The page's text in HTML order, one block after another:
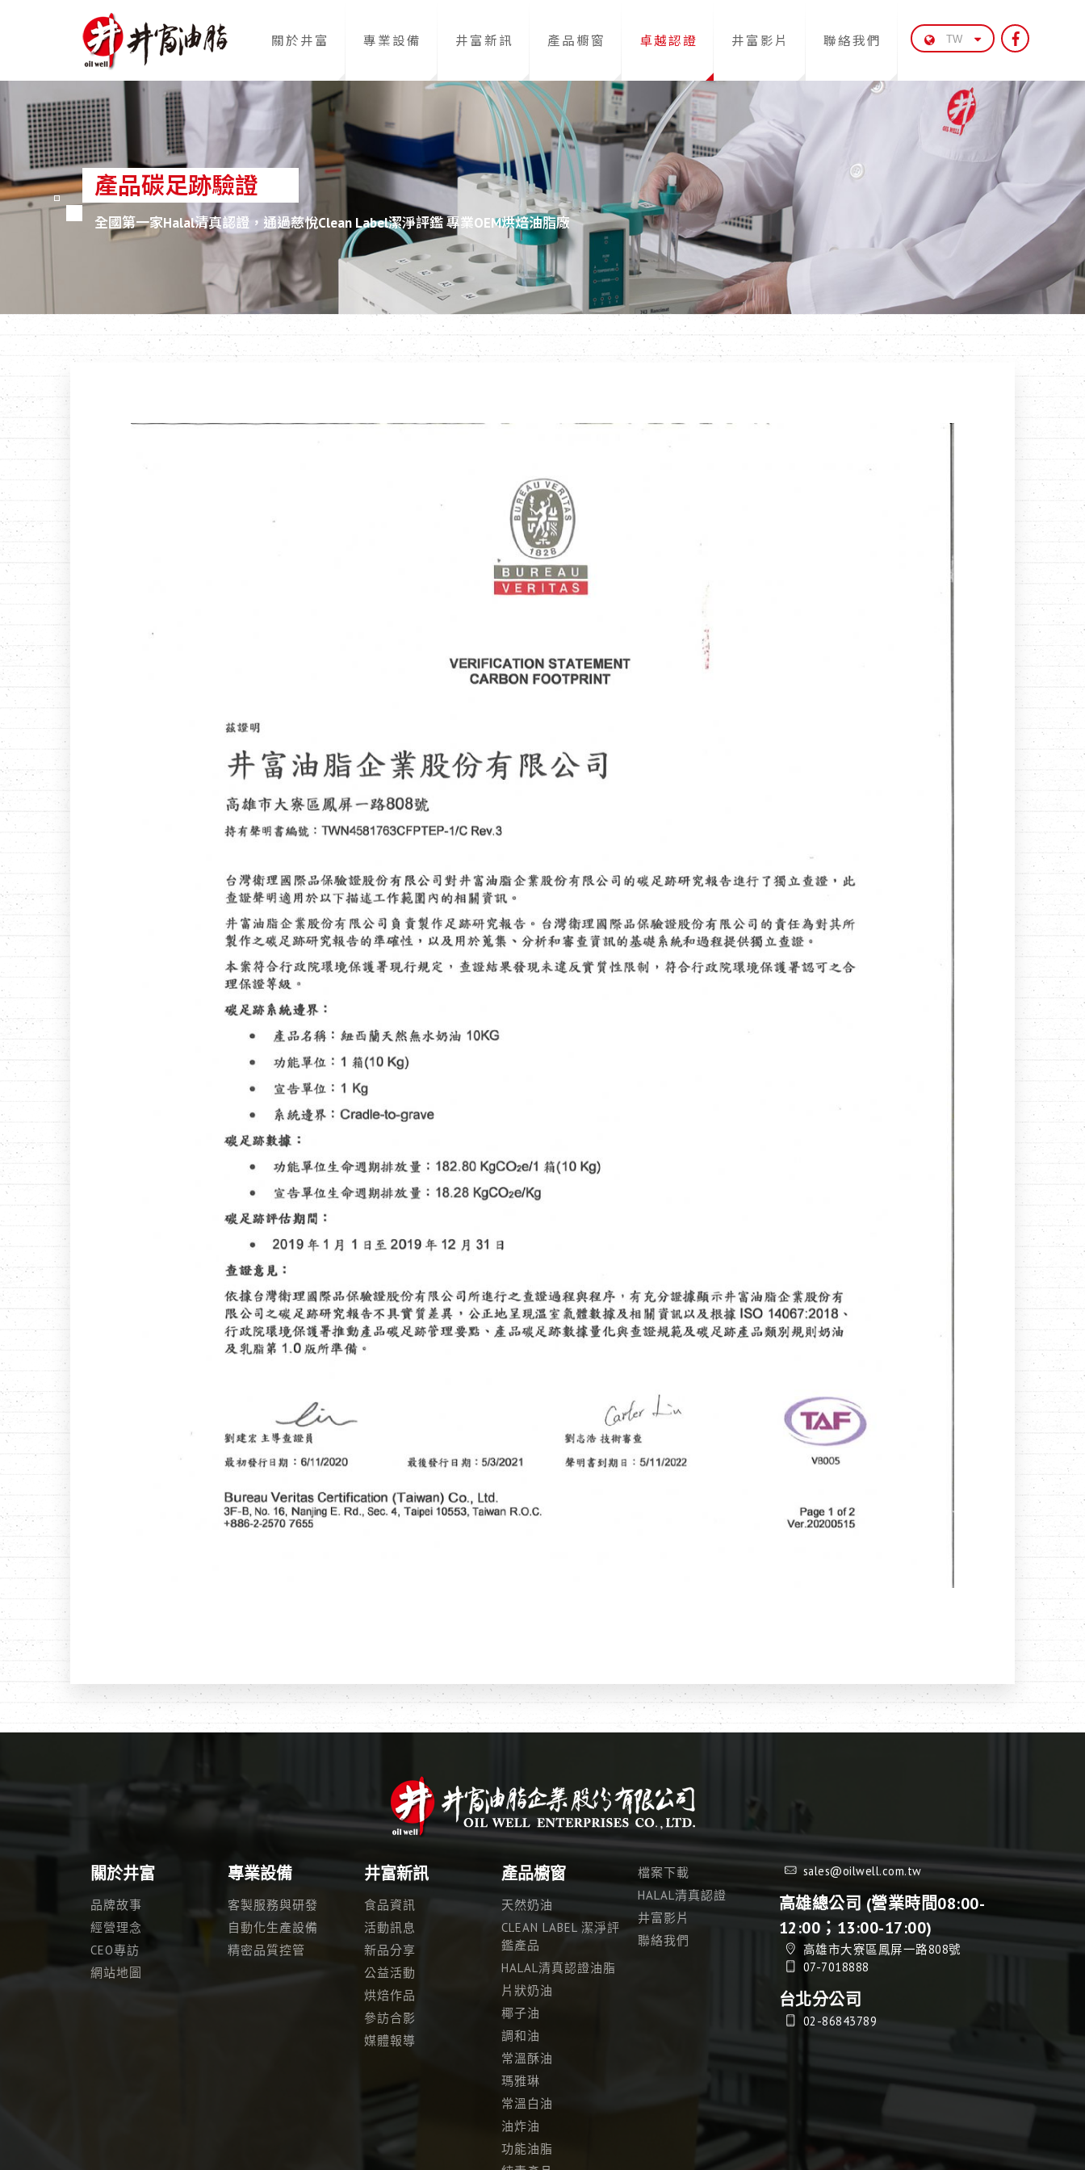
關於井富 專業設備 井富新訊 產品櫥窗 卓越認證 井富影片 聯絡我們
產品碳足跡驗證
全國第一家Halal清真認證，通過慈悅Clean Label潔淨評鑑 專業OEM烘焙油脂廠
關於井富
品牌故事
經營理念
CEO專訪
網站地圖
專業設備
客製服務與研發
自動化生產設備
精密品質控管
井富新訊
食品資訊
活動訊息
新品分享
公益活動
烘焙作品
參訪合影
媒體報導
產品櫥窗
天然奶油
CLEAN LABEL 潔淨評
鑑產品
HALAL清真認證油脂
片狀奶油
椰子油
調和油
常溫酥油
瑪雅琳
常溫白油
油炸油
功能油脂
檔案下載
HALAL清真認證
井富影片
聯絡我們
sales@oilwell.com.tw
高雄總公司 (營業時間08:00-
12:00；13:00-17:00)
高雄市大寮區鳳屏一路808號
07-7018888
台北分公司
02-86843789